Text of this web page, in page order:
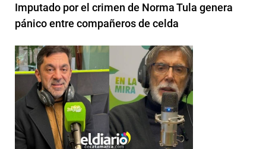
Imputado por el crimen de Norma Tula genera
pánico entre compañeros de celda